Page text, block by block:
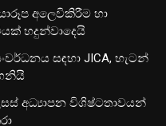
අලෙවිකිරීම හා
හදුන්වාදෙයි
සඳහා JICA, හැටන්
අධ්‍යාපන විශිෂ්ටතාවයන්